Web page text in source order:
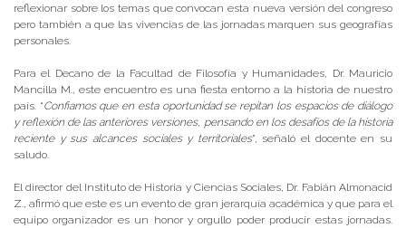
reflexionar sobre los temas que convocan esta nueva versión del congreso
pero también a que las vivencias de las jornadas marquen sus geografías
personales.
Para el Decano de la Facultad de Filosofía y Humanidades, Dr. Mauricio
Mancilla M., este encuentro es una fiesta entorno a la historia de nuestro
país. “Confiamos que en esta oportunidad se repitan los espacios de diálogo
y reflexión de las anteriores versiones, pensando en los desafíos de la historia
reciente y sus alcances sociales y territoriales”, señaló el docente en su
saludo.
El director del Instituto de Historia y Ciencias Sociales, Dr. Fabián Almonacid
Z., afirmó que este es un evento de gran jerarquía académica y que para el
equipo organizador es un honor y orgullo poder producir estas jornadas.